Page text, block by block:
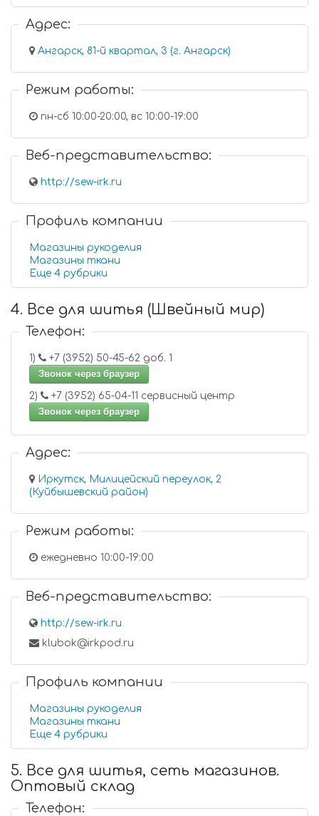
Адрес:
Ангарск, 81-й квартал, 3 (г. Ангарск)
Режим работы:
пн-сб 10:00-20:00, вс 10:00-19:00
Веб-представительство:
http://sew-irk.ru
Профиль компании
Магазины рукоделия
Магазины ткани
Еще 4 рубрики
4. Все для шитья (Швейный мир)
Телефон:
1)
+7 (3952) 50-45-62 доб. 1
Звонок через браузер
2)
+7 (3952) 65-04-11 сервисный центр
Звонок через браузер
Адрес:
Иркутск, Милицейский переулок, 2
(Куйбышевский район)
Режим работы:
ежедневно 10:00-19:00
Веб-представительство:
http://sew-irk.ru
klubok@irkpod.ru
Профиль компании
Магазины рукоделия
Магазины ткани
Еще 4 рубрики
5. Все для шитья, сеть магазинов.
Оптовый склад
Телефон: